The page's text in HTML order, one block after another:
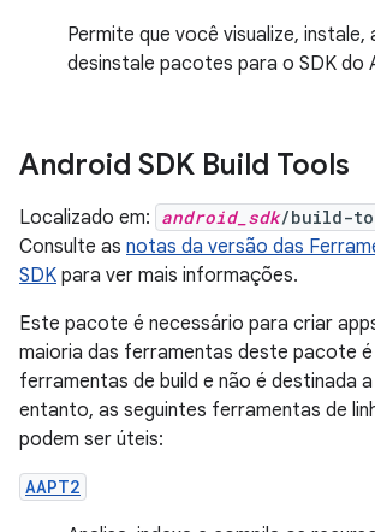
Permite que você visualize, instale,
desinstale pacotes para o SDK do
Android SDK Build Tools
Localizado em: android_sdk/build-
Consulte as notas da versão das
SDK para ver mais informações.
Este pacote é necessário para criar
maioria das ferramentas deste pacote é
ferramentas de build e não é destinada
entanto, as seguintes ferramentas de
podem ser úteis:
AAPT2